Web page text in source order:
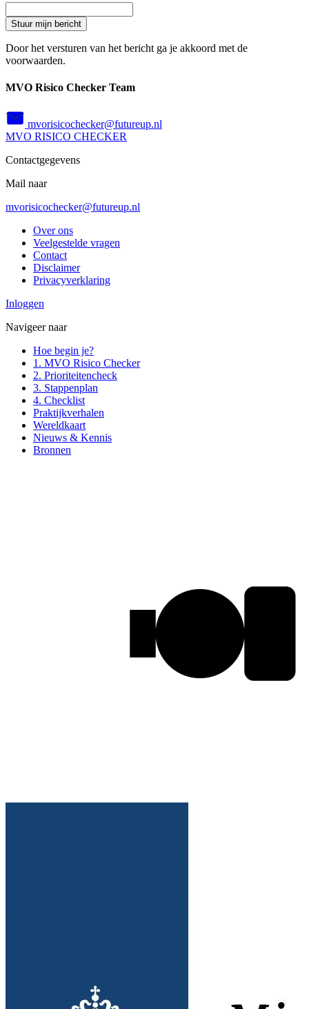
Stuur mijn bericht
Door het versturen van het bericht ga je akkoord met de
voorwaarden.
MVO Risico Checker Team
mvorisicochecker@futureup.nl
MVO RISICO CHECKER
Contactgegevens
Mail naar
mvorisicochecker@futureup.nl
Over ons
Veelgestelde vragen
Contact
Disclaimer
Privacyverklaring
Inloggen
Navigeer naar
Hoe begin je?
1. MVO Risico Checker
2. Prioriteitencheck
3. Stappenplan
4. Checklist
Praktijkverhalen
Wereldkaart
Nieuws & Kennis
Bronnen